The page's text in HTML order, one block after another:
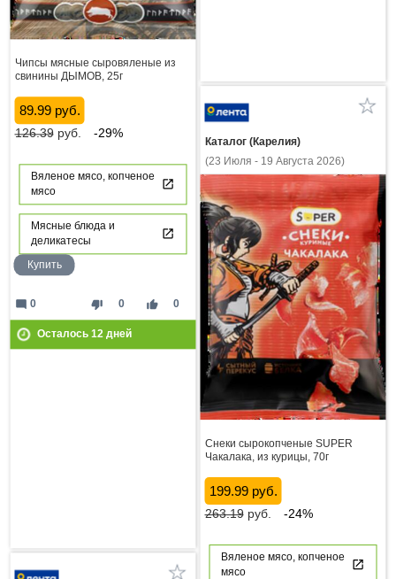
Чипсы мясные сыровяленые из
свинины ДЫМОВ, 25г
89.99 руб.
126.39руб. -29%
Вяленое мясо, копченое
мясо
Мясные блюда и
деликатесы
Купить
thumb_down 0 thumb_up 0
mode_comment 0
Осталось 12дней
Каталог (Карелия)
(23 Июля - 19 Августа 2026)
Снеки сырокопченые SUPER
Чакалака, из курицы, 70г
199.99 руб.
263.19руб. -24%
Вяленое мясо, копченое
мясо